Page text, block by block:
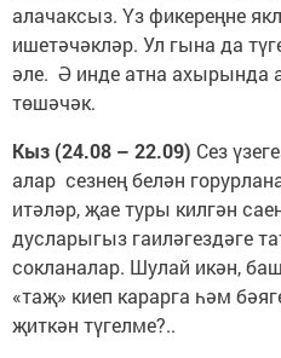
алачаксыз. Үз фикереңне
ишетәчәкләр. Ул гына да
әле. Ә инде атна ахырында
төшәчәк.
Кыз (24.08 – 22.09) Сез
алар сезнең белән
итәләр, җае туры килгән
дусларыгыз гаиләгездәге
сокланалар. Шулай икән,
«таҗ» киеп карарга һәм
җиткән түгелме?..